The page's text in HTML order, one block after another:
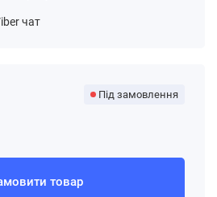
чат
Під замовлення
товар